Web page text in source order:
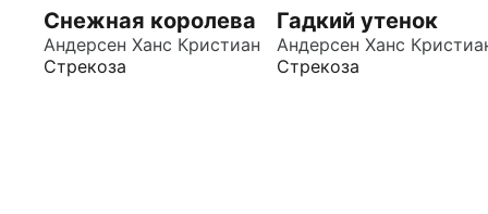
Снежная королева
Андерсен Ханс Кристиан
Стрекоза
Гадкий утенок
Андерсен Ханс
Стрекоза